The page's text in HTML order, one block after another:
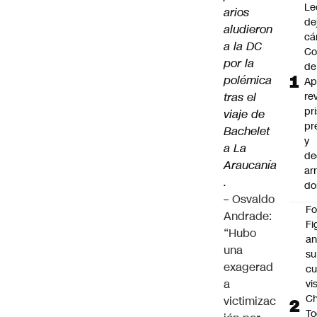
arios
aludieron
a la DC
por la
polémica
tras el
viaje de
Bachelet
a La
Araucanía
.
– Osvaldo
Andrade:
“Hubo
una
exagerad
a
victimizac
de
y
su